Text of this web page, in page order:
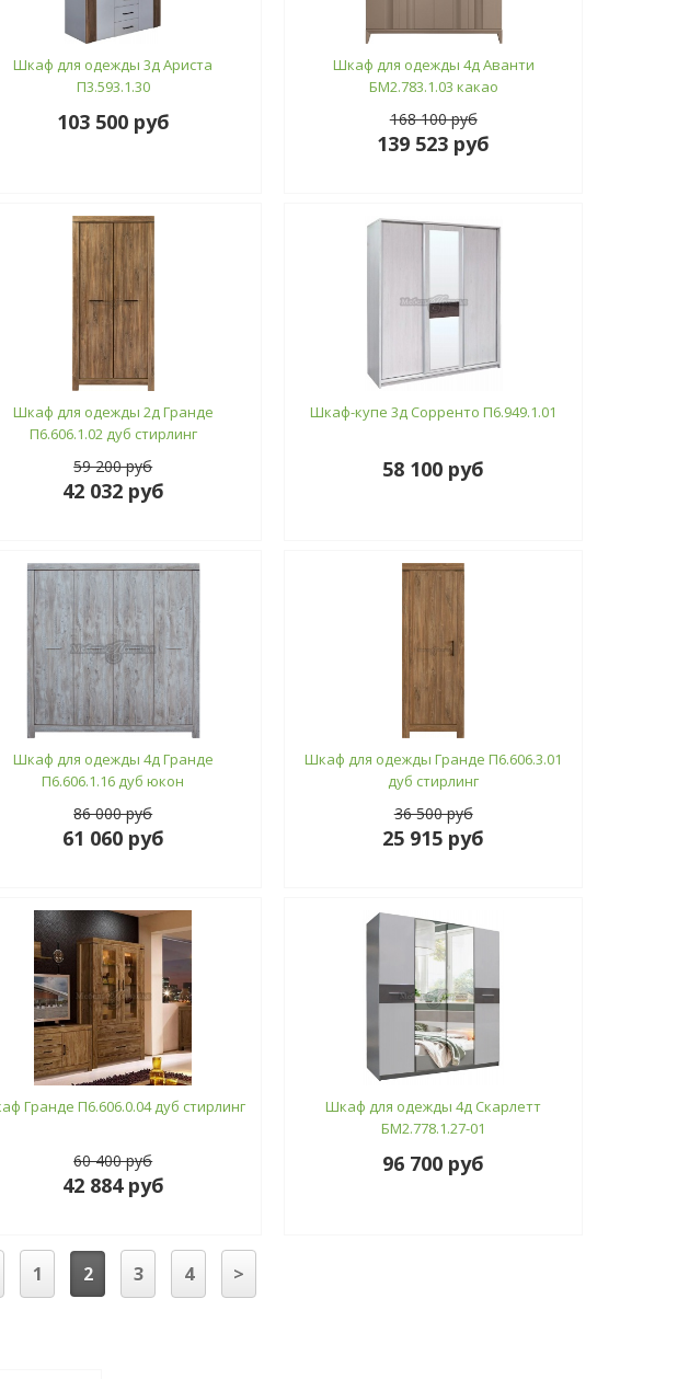
Шкаф для одежды 3д Ариста
П3.593.1.30
103 500 руб
Шкаф для одежды 4д Аванти
БМ2.783.1.03 какао
168 100 руб
139 523 руб
Шкаф для одежды 2д Гранде
П6.606.1.02 дуб стирлинг
59 200 руб
42 032 руб
Шкаф-купе 3д Сорренто П6.949.1.01
58 100 руб
Шкаф для одежды 4д Гранде
П6.606.1.16 дуб юкон
86 000 руб
61 060 руб
Шкаф для одежды Гранде П6.606.3.01
дуб стирлинг
36 500 руб
25 915 руб
Гранде П6.606.0.04 дуб стирлинг
60 400 руб
42 884 руб
Шкаф для одежды 4д Скарлетт
БМ2.778.1.27-01
96 700 руб
1 2 3 4 >